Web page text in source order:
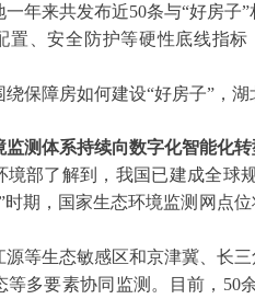
一年来共发布近50条与“好房子
置、安全防护等硬性底线指
绕保障房如何建设“好房子”，
监测体系持续向数字化智能化转
境部了解到，我国已建成全球
时期，国家生态环境监测网点
源等生态敏感区和京津冀、长
等多要素协同监测。目前，50